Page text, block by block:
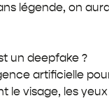
légende, on
un deepfake ?
artificielle
le visage, les